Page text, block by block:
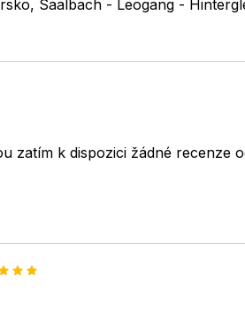
, Saalbach - Leogang -
zatím k dispozici žádné recenze